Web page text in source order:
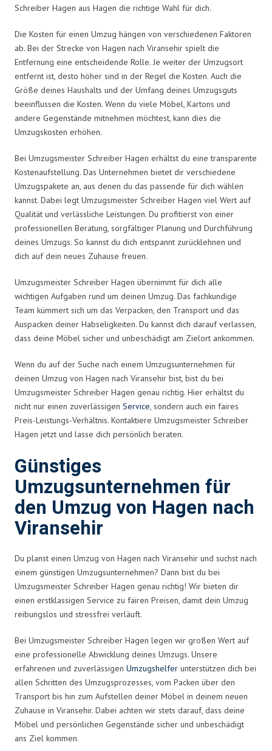
Schreiber Hagen aus Hagen die richtige Wahl für dich.
Die Kosten für einen Umzug hängen von verschiedenen Faktoren
ab. Bei der Strecke von Hagen nach Viransehir spielt die
Entfernung eine entscheidende Rolle. Je weiter der Umzugsort
entfernt ist, desto höher sind in der Regel die Kosten. Auch die
Größe deines Haushalts und der Umfang deines Umzugsguts
beeinflussen die Kosten. Wenn du viele Möbel, Kartons und
andere Gegenstände mitnehmen möchtest, kann dies die
Umzugskosten erhöhen.
Bei Umzugsmeister Schreiber Hagen erhältst du eine transparente
Kostenaufstellung. Das Unternehmen bietet dir verschiedene
Umzugspakete an, aus denen du das passende für dich wählen
kannst. Dabei legt Umzugsmeister Schreiber Hagen viel Wert auf
Qualität und verlässliche Leistungen. Du profitierst von einer
professionellen Beratung, sorgfältiger Planung und Durchführung
deines Umzugs. So kannst du dich entspannt zurücklehnen und
dich auf dein neues Zuhause freuen.
Umzugsmeister Schreiber Hagen übernimmt für dich alle
wichtigen Aufgaben rund um deinen Umzug. Das fachkundige
Team kümmert sich um das Verpacken, den Transport und das
Auspacken deiner Habseligkeiten. Du kannst dich darauf verlassen,
dass deine Möbel sicher und unbeschädigt am Zielort ankommen.
Wenn du auf der Suche nach einem Umzugsunternehmen für
deinen Umzug von Hagen nach Viransehir bist, bist du bei
Umzugsmeister Schreiber Hagen genau richtig. Hier erhältst du
nicht nur einen zuverlässigen Service, sondern auch ein faires
Preis-Leistungs-Verhältnis. Kontaktiere Umzugsmeister Schreiber
Hagen jetzt und lasse dich persönlich beraten.
Günstiges
Umzugsunternehmen für
den Umzug von Hagen nach
Viransehir
Du planst einen Umzug von Hagen nach Viransehir und suchst nach
einem günstigen Umzugsunternehmen? Dann bist du bei
Umzugsmeister Schreiber Hagen genau richtig! Wir bieten dir
einen erstklassigen Service zu fairen Preisen, damit dein Umzug
reibungslos und stressfrei verläuft.
Bei Umzugsmeister Schreiber Hagen legen wir großen Wert auf
eine professionelle Abwicklung deines Umzugs. Unsere
erfahrenen und zuverlässigen Umzugshelfer unterstützen dich bei
allen Schritten des Umzugsprozesses, vom Packen über den
Transport bis hin zum Aufstellen deiner Möbel in deinem neuen
Zuhause in Viransehir. Dabei achten wir stets darauf, dass deine
Möbel und persönlichen Gegenstände sicher und unbeschädigt
ans Ziel kommen.